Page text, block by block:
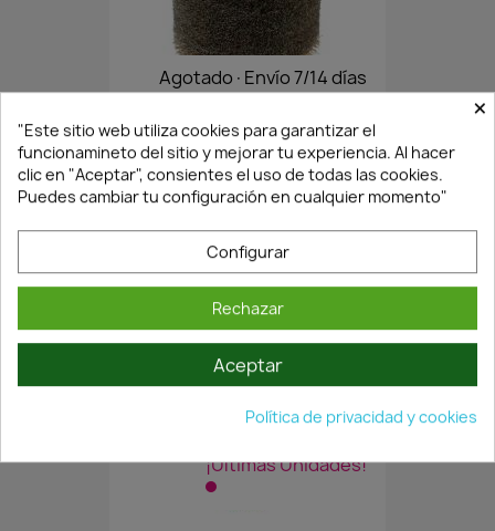
Agotado·Envío 7/14 días
RODILLO METÁLICO PARA...
115,40 €80,78 €
¡Últimas Unidades!
×
"Este sitio web utiliza cookies para garantizar el
funcionamineto del sitio y mejorar tu experiencia. Al hacer
clic en "Aceptar", consientes el uso de todas las cookies.
Puedes cambiar tu configuración en cualquier momento"
Configurar
Rechazar
Aceptar
Política de privacidad y cookies